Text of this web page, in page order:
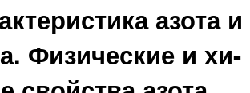
азота и
Физические и хи-